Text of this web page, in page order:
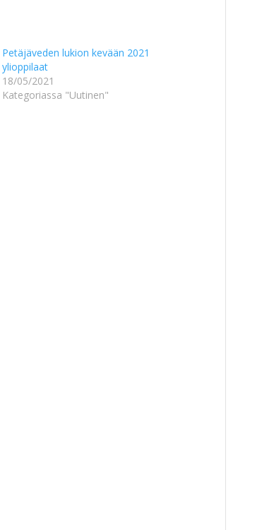
Petäjäveden lukion kevään 2021
ylioppilaat
18/05/2021
Kategoriassa "Uutinen"